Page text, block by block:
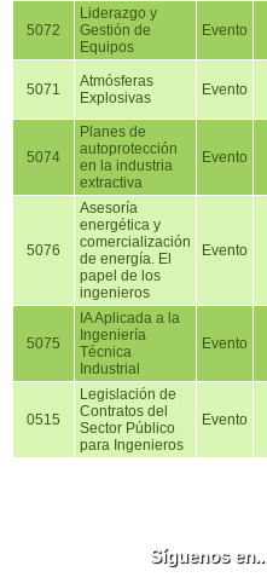
5072
Liderazgo y
Gestión de
Equipos
Evento
5071
Atmósferas
Explosivas
Evento
5074
Planes de
autoprotección
en la industria
extractiva
Evento
5076
Asesoría
energética y
comercialización
de energía. El
papel de los
ingenieros
Evento
5075
IA Aplicada a la
Ingeniería
Técnica
Industrial
Evento
0515
Legislación de
Contratos del
Sector Público
para Ingenieros
Evento
Síguenos en...